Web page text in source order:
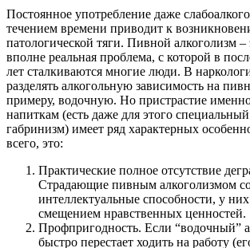
Постоянное употребление даже
течением времени приводит к
патологической тяги. Пивной алкоголизм
вполне реальная проблема, с которой в
лет сталкиваются многие люди. В
разделять алкогольную зависимость на
примеру, водочную. Но пристрастие
напиткам (есть даже для этого
габринизм) имеет ряд характерных
всего, это:
Практические полное отсутствие
Страдающие пивным алкоголизмом
интеллектуальные способности, у
смещением нравственных ценностей.
Профпригодность. Если “водочный”
быстро перестает ходить на работу